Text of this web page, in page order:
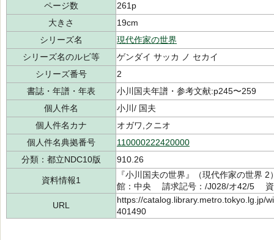
ページ数
261p
大きさ
19cm
シリーズ名
現代作家の世界
シリーズ名のルビ等
ゲンダイ サッカ ノ セカイ
シリーズ番号
2
書誌・年譜・年表
小川国夫年譜・参考文献:p245〜259
個人件名
小川/ 国夫
個人件名カナ
オガワ,クニオ
個人件名典拠番号
110000222420000
分類：都立NDC10版
910.26
資料情報1
『小川国夫の世界』（現代作家の世
館：中央 請求記号：/J028/オ42/5 資
URL
https://catalog.library.metro.tokyo.lg.jp/
401490